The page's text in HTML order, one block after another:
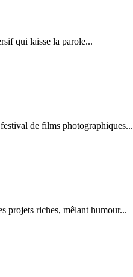
qui laisse la parole...
de films photographiques...
projets riches, mêlant humour...